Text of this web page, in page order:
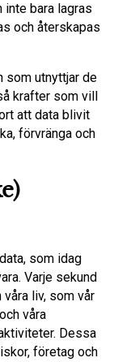
inte bara lagras
och återskapas
som utnyttjar de
krafter som vill
att data blivit
förvränga och
som idag
Varje sekund
liv, som vår
våra
Dessa
företag och